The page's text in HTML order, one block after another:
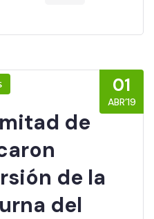
01
ABR’19
de
de la
del